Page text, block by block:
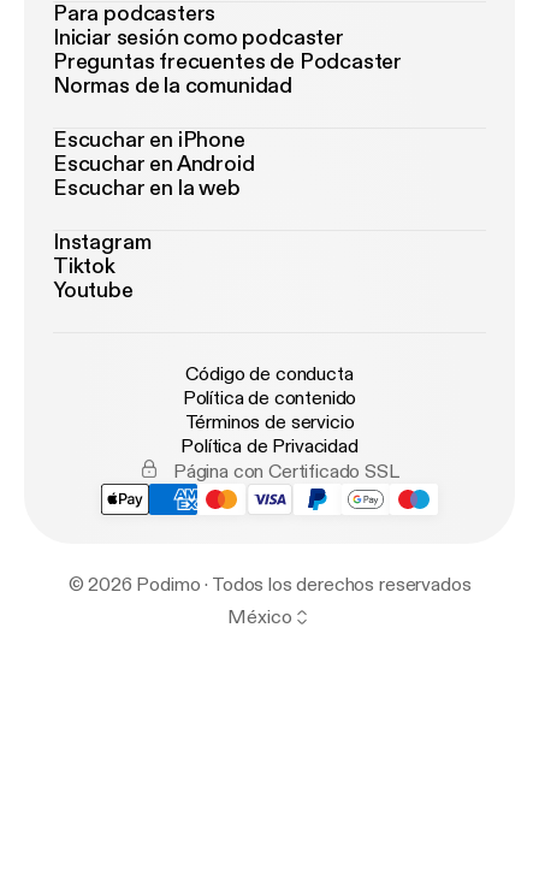
Para podcasters
Iniciar sesión como podcaster
Preguntas frecuentes de Podcaster
Normas de la comunidad
Escuchar en iPhone
Escuchar en Android
Escuchar en la web
Instagram
Tiktok
Youtube
Código de conducta
Política de contenido
Términos de servicio
Política de Privacidad
Página con Certificado SSL
© 2026 Podimo · Todos los derechos reservados
México